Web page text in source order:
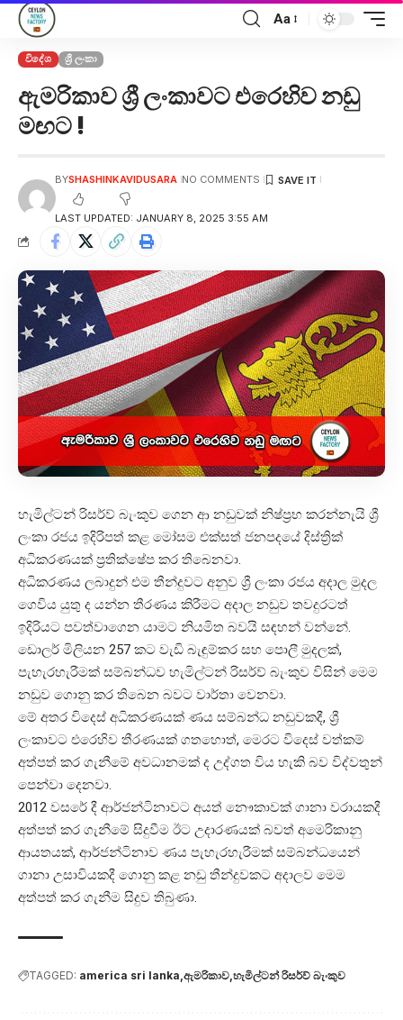
Aa
විදේශ ශ්‍රී ලංකා
ඇමරිකාව ශ්‍රී ලංකාවට එරෙහිව නඩු
මඟට !
LAST UPDATED: JANUARY 8, 2025 3:55 AM
BYSHASHINKAVIDUSARA NO COMMENTS
හැමිල්ටන් රිසර්ව් බැංකුව ගෙන ආ නඩුවක් නිෂ්ප්‍රභ කරන්නැයි ශ්‍රී
ලංකා රජය ඉදිරිපත් කළ මෝසම එක්සත් ජනපදයේ දිස්ත්‍රික්
අධිකරණයක් ප්‍රතික්ෂේප කර තිබෙනවා.
අධිකරණය ලබාදුන් එම තීන්දුවට අනුව ශ්‍රී ලංකා රජය අදාල මුදල
ගෙවිය යුතු ද යන්න තීරණය කිරීමට අදාල නඩුව තවදුරටත්
ඉදිරියට පවත්වාගෙන යාමට නියමිත බවයි සඳහන් වන්නේ.
ඩොලර් මිලියන 257 කට වැඩි බැඳුම්කර සහ පොලී මුදලක්,
පැහැරහැරීමක් සම්බන්ධව හැමිල්ටන් රිසර්ව් බැංකුව විසින් මෙම
නඩුව ගොනු කර තිබෙන බවට වාර්තා වෙනවා.
මේ අතර විදෙස් අධිකරණයක් ණය සම්බන්ධ නඩුවකදී, ශ්‍රී
ලංකාවට එරෙහිව තීරණයක් ගතහොත්, මෙරට විදෙස් වත්කම්
අත්පත් කර ගැනීමේ අවධානමක් ද උද්ගත විය හැකි බව විද්වතුන්
පෙන්වා දෙනවා.
2012 වසරේ දී ආර්ජන්ටිනාවට අයත් නෞකාවක් ගානා වරායකදී
අත්පත් කර ගැනීමේ සිදුවීම ඊට උදාරණයක් බවත් අම‍ෙරිකානු
ආයතයක්, ආර්ජන්ටිනාව ණය පැහැරහැරීමක් සම්බන්ධයෙන්
ගානා උසාවියකදී ගොනු කළ නඩු තීන්දුවකට අදාලව මෙම
අත්පත් කර ගැනීම සිදුව තිබුණා.
TAGGED: america sri lanka ඇමරිකාව හැමිල්ටන් රිසර්ව් බැංකුව